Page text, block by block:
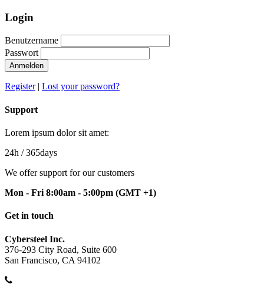
Login
Benutzername
Passwort
Register| Lost your password?
Support
Lorem ipsum dolor sit amet:
24h / 365days
We offer support for our customers
Mon - Fri 8:00am - 5:00pm (GMT +1)
Get in touch
Cybersteel Inc.
376-293 City Road, Suite 600
San Francisco, CA 94102